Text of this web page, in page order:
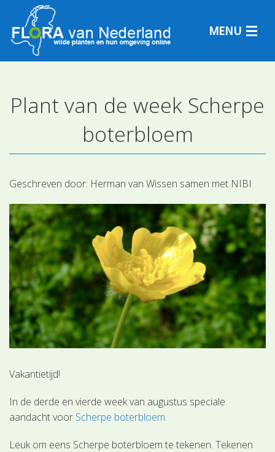
MENU
Plantensoorten
Determineren
Plant van de week Scherpe
boterbloem
Geschreven door: Herman van Wissen samen met NIBI
Vakantietijd!
In de derde en vierde week van augustus speciale
aandacht voor Scherpe boterbloem.
Leuk om eens Scherpe boterbloem te tekenen. Tekenen